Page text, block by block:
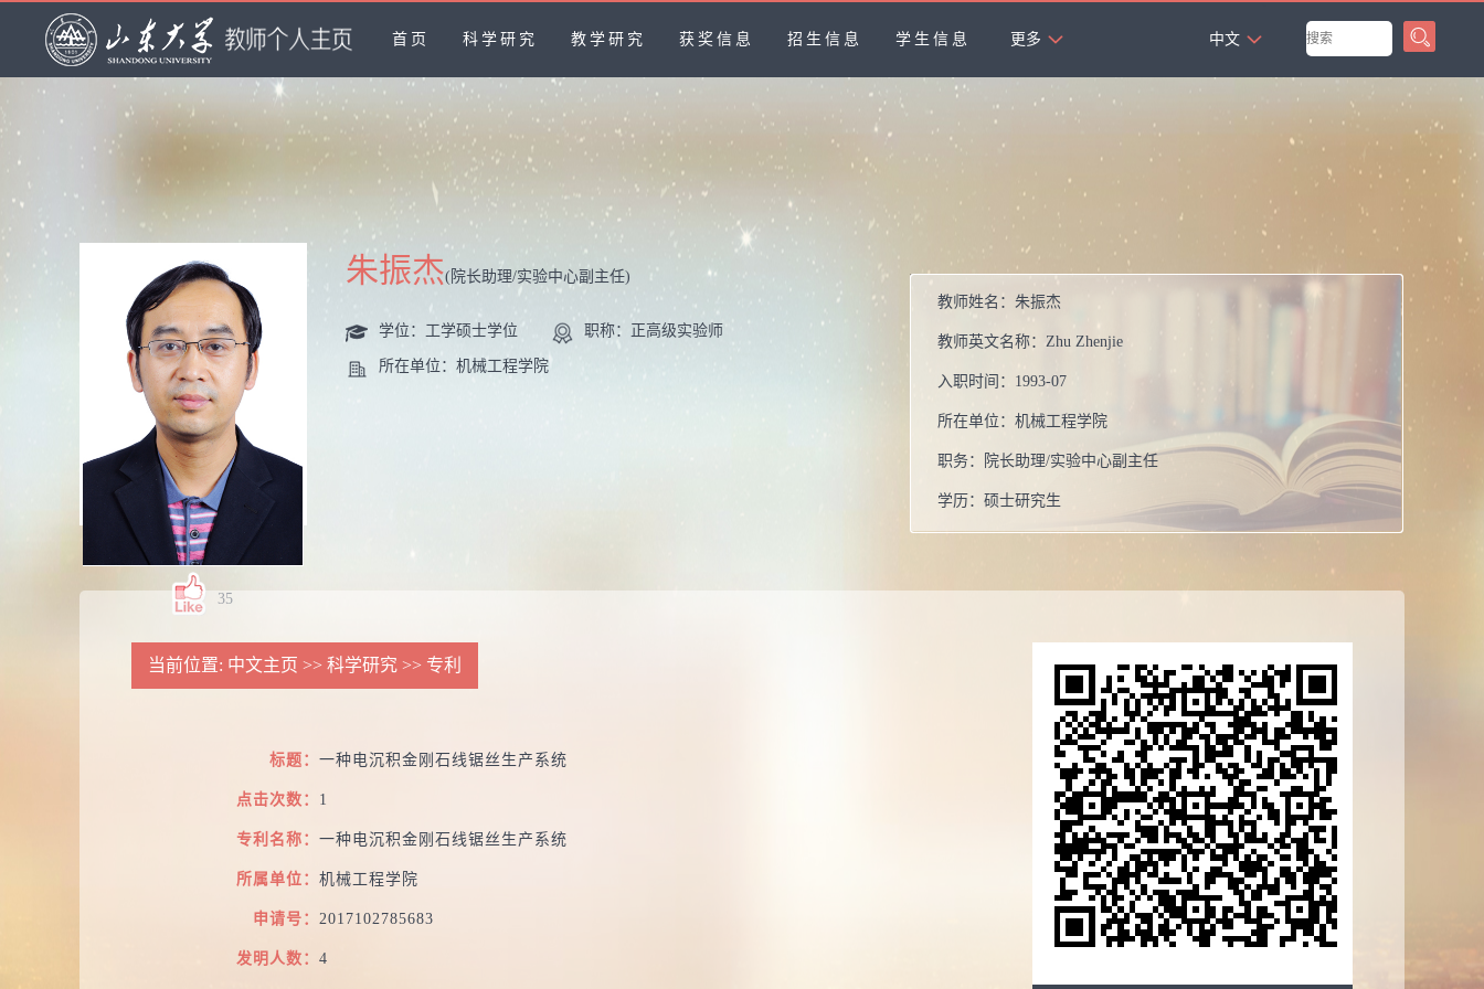
首页 科学研究 教学研究 获奖信息 招生信息 学生信息 更多
中文
35
朱振杰(院长助理/实验中心副主任)
学位：工学硕士学位 职称：正高级实验师
所在单位：机械工程学院
教师姓名： 朱振杰
教师英文名称： Zhu Zhenjie
入职时间： 1993-07
所在单位： 机械工程学院
职务： 院长助理/实验中心副主任
学历： 硕士研究生
山东大学淄博先进制造及人工智能研究院院长
山东大学
机械工程学院
当前位置: 中文主页 >> 科学研究 >> 专利
标题： 一种电沉积金刚石线锯丝生产系统
点击次数： 1
专利名称： 一种电沉积金刚石线锯丝生产系统
所属单位： 机械工程学院
申请号： 2017102785683
发明人数： 4